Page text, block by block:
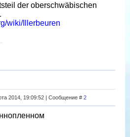
der oberschwäbischen
wiki/Illerbeuren
2014, 19:09:52 | Сообщение # 2